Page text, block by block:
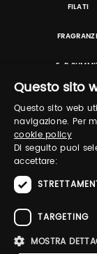
FILATI
E-P
Pitti Immagine S.r.l.
Questo sito
Questo sito web
navigazione. Per
cookie policy
Di seguito puoi
accettare:
TARGETING
MOSTRA